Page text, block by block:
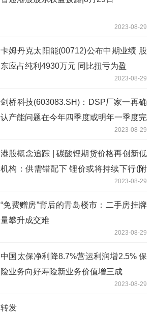
2023-08-29
卡姆丹克太阳能(00712)公布中期业绩 股
东应占纯利4930万元 同比扭亏为盈
2023-08-29
剑桥科技(603083.SH)：DSP厂家一再确
认产能问题在今年四季度或明年一季度完
2023-08-29
港股概念追踪 | 碳酸锂期货价格再创新低
机构：供需错配下 锂价或将持续下行(附
2023-08-29
“免费赠房”背后的青岛楼市：二手房挂牌
量攀升成交难
2023-08-29
中国太保净利降8.7%营运利润增2.5% 保
险业务向好寿险新业务价值增三成
2023-08-29
转发